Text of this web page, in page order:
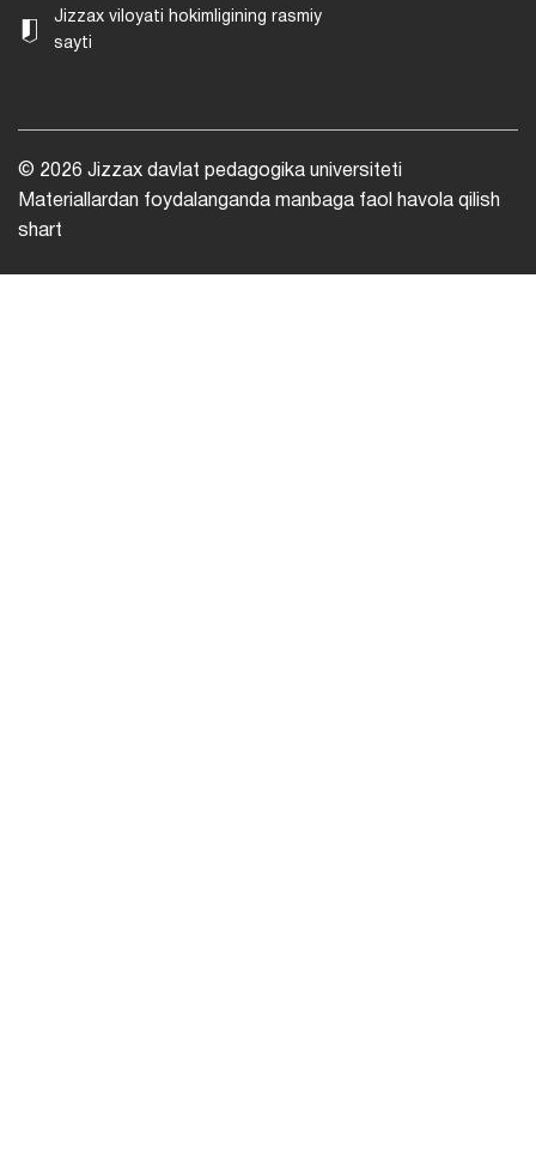
Jizzax viloyati hokimligining rasmiy
sayti
© 2026 Jizzax davlat pedagogika universiteti
Materiallardan foydalanganda manbaga faol havola qilish
shart